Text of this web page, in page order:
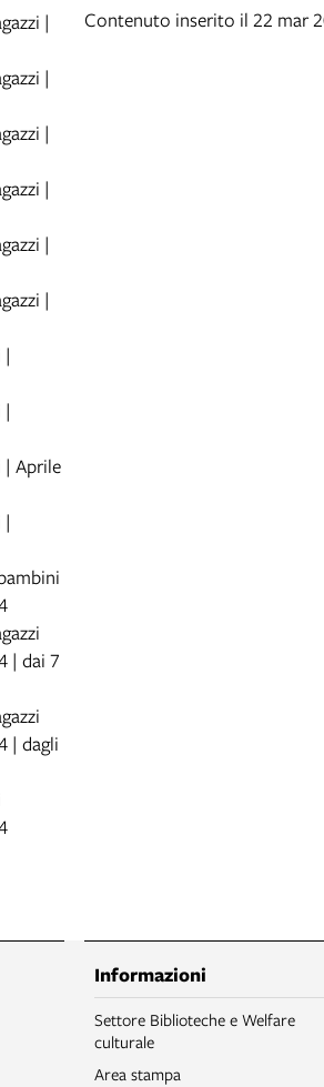
|
|
|
|
|
|
|
|
| Aprile
|
| dai 7
| dagli
Contenuto inserito il 22 mar
Informazioni
Settore Biblioteche e Welfare
culturale
Area stampa